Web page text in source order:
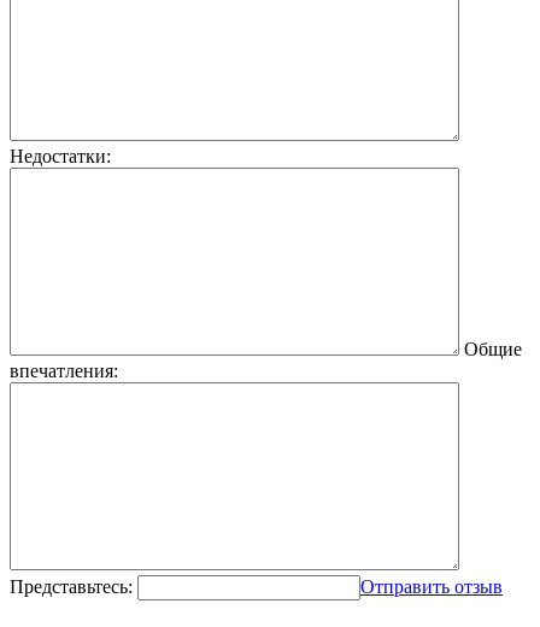
Недостатки:
Общие
впечатления:
Представьтесь: Отправить отзыв